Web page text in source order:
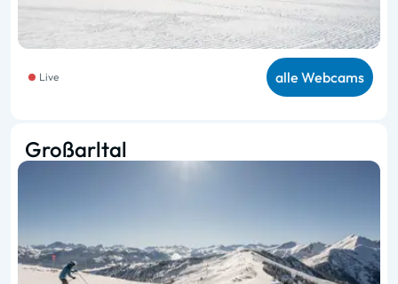
Live alle Webcams
Großarltal